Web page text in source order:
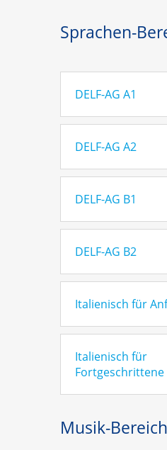
Sprachen-
DELF-AG A1
DELF-AG A2
DELF-AG B1
DELF-AG B2
Italienisch für
Italienisch für
Fortgeschrittene
Musik-Bereich